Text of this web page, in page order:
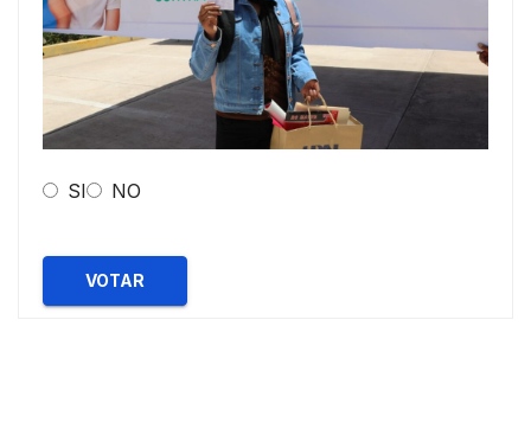
SI NO
VOTAR